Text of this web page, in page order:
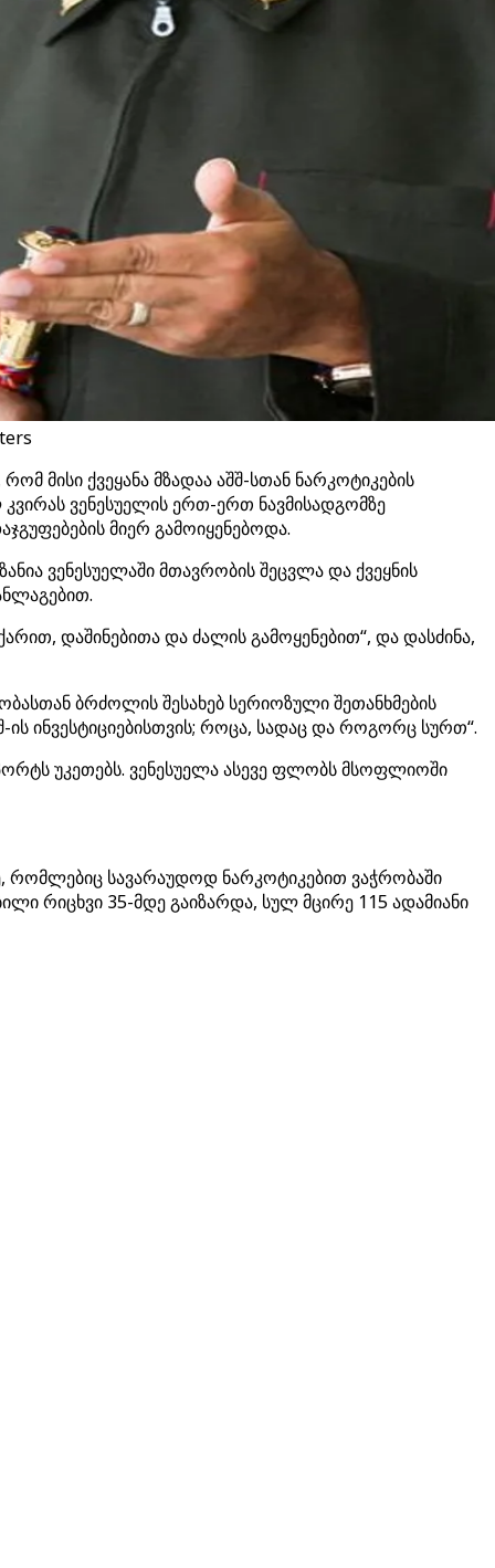
მისი ქვეყანა მზადაა აშშ-სთან ნარკოტიკების
ვენესუელის ერთ-ერთ ნავმისადგომზე
მიერ გამოიყენებოდა.
ვენესუელაში მთავრობის შეცვლა და ქვეყნის
დაშინებითა და ძალის გამოყენებით“, და დასძინა,
ბრძოლის შესახებ სერიოზული შეთანხმების
ინვესტიციებისთვის; როცა, სადაც და როგორც სურთ“.
უკეთებს. ვენესუელა ასევე ფლობს მსოფლიოში
რომლებიც სავარაუდოდ ნარკოტიკებით ვაჭრობაში
რიცხვი 35-მდე გაიზარდა, სულ მცირე 115 ადამიანი